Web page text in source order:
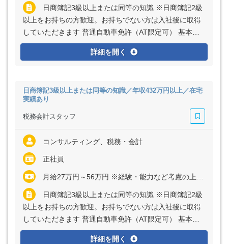
日商簿記3級以上または同等の知識 ※日商簿記2級
以上をお持ちの方歓迎。お持ちでない方は入社後に取得
していただきます 普通自動車免許（AT限定可） 基本的
なPCスキル（Excel、Word）
詳細を開く
日商簿記3級以上または同等の知識／年収432万円以上／在宅
実績あり
税務会計スタッフ
コンサルティング、税務・会計
正社員
月給27万円～56万円 ※経験・能力など考慮の上、決定いたします ※上記に固定残業代（月30時間分＝5万円～11万円）を含む ※超過分は別途全額支給
日商簿記3級以上または同等の知識 ※日商簿記2級
以上をお持ちの方歓迎。お持ちでない方は入社後に取得
していただきます 普通自動車免許（AT限定可） 基本的
なPCスキル（Excel、Word）
詳細を開く